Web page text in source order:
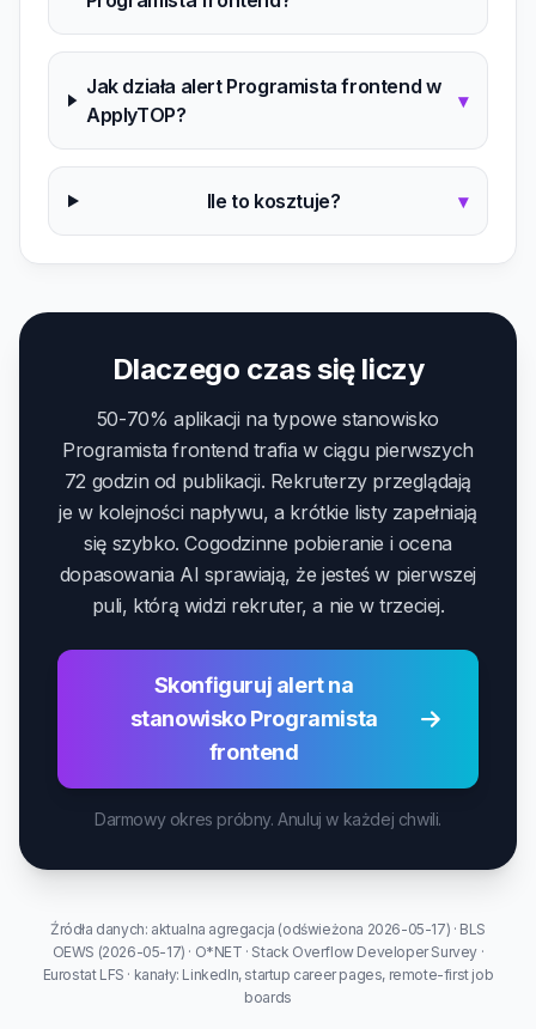
Jak działa alert Programista frontend w
ApplyTOP?
▾
Ile to kosztuje? ▾
Dlaczego czas się liczy
50-70% aplikacji na typowe stanowisko
Programista frontend trafia w ciągu pierwszych
72 godzin od publikacji. Rekruterzy przeglądają
je w kolejności napływu, a krótkie listy zapełniają
się szybko. Cogodzinne pobieranie i ocena
dopasowania AI sprawiają, że jesteś w pierwszej
puli, którą widzi rekruter, a nie w trzeciej.
Skonfiguruj alert na
stanowisko Programista
frontend
Darmowy okres próbny. Anuluj w każdej chwili.
Źródła danych: aktualna agregacja (odświeżona 2026-05-17) · BLS
OEWS (2026-05-17) · O*NET · Stack Overflow Developer Survey ·
Eurostat LFS · kanały: LinkedIn, startup career pages, remote-first job
boards